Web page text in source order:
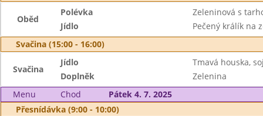
Oběd
Polévka
Zeleninová s
Jídlo
Pečený králík na
Svačina (15:00 - 16:00)
Svačina
Jídlo
Tmavá houska,
Doplněk
Zelenina
Menu
Chod
Pátek 4. 7. 2025
Přesnídávka (9:00 - 10:00)